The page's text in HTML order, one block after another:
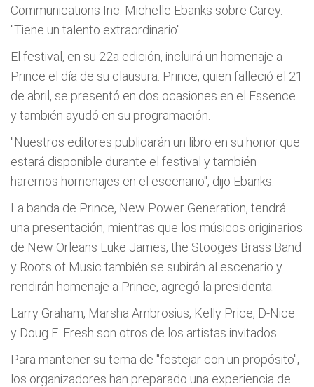
Communications Inc. Michelle Ebanks sobre Carey.
"Tiene un talento extraordinario".
El festival, en su 22a edición, incluirá un homenaje a
Prince el día de su clausura. Prince, quien falleció el 21
de abril, se presentó en dos ocasiones en el Essence
y también ayudó en su programación.
"Nuestros editores publicarán un libro en su honor que
estará disponible durante el festival y también
haremos homenajes en el escenario", dijo Ebanks.
La banda de Prince, New Power Generation, tendrá
una presentación, mientras que los músicos originarios
de New Orleans Luke James, the Stooges Brass Band
y Roots of Music también se subirán al escenario y
rendirán homenaje a Prince, agregó la presidenta.
Larry Graham, Marsha Ambrosius, Kelly Price, D-Nice
y Doug E. Fresh son otros de los artistas invitados.
Para mantener su tema de "festejar con un propósito",
los organizadores han preparado una experiencia de